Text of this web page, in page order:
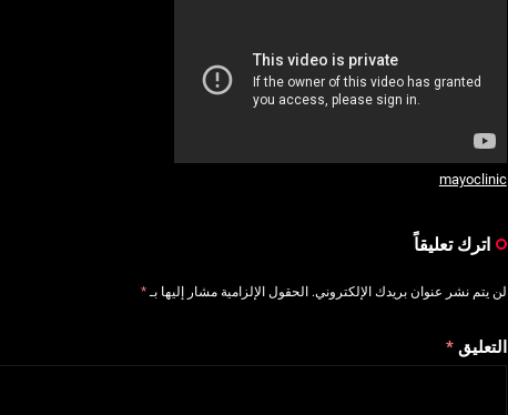
mayoclinic
اترك تعليقاً
لن يتم نشر عنوان بريدك الإلكتروني. الحقول الإلزامية مشار إليها بـ*
التعليق*